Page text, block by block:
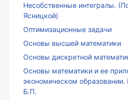
Несобственные интегралы.
Ясницкой)
Оптимизационные задачи
Основы высшей математики
Основы дискретной
Основы математики и ее
экономическом
Б.П.